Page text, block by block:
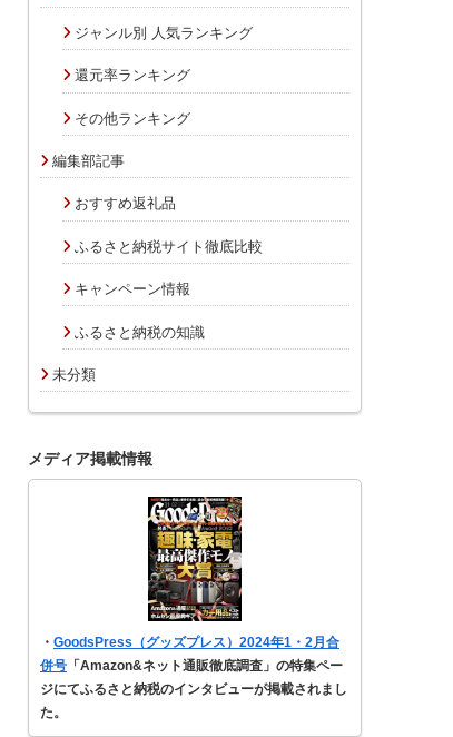
ジャンル別 人気ランキング
還元率ランキング
その他ランキング
編集部記事
おすすめ返礼品
ふるさと納税サイト徹底比較
キャンペーン情報
ふるさと納税の知識
未分類
メディア掲載情報
・ GoodsPress（グッズプレス）2024年1・2月合
併号 「Amazon&ネット通販徹底調査」の特集ペー
ジにてふるさと納税のインタビューが掲載されまし
た。